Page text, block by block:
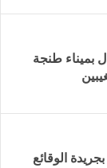
بميناء طنجة
أهم القرارات الحكومية اليوم في العدد 168 بجريدة الوقائع